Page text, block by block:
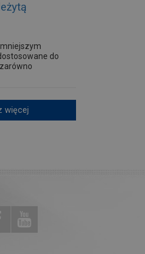
do
więcej